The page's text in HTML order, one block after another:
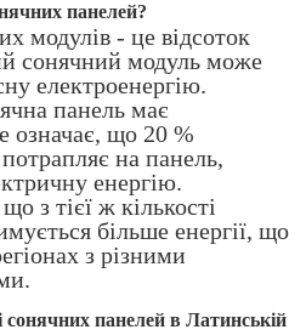
панелей?
модулів - це відсоток
сонячний модуль може
електроенергію.
панель має
означає, що 20 %
на панель,
енергію.
з тієї ж кількості
більше енергії, що
з різними
сонячних панелей в Латинській